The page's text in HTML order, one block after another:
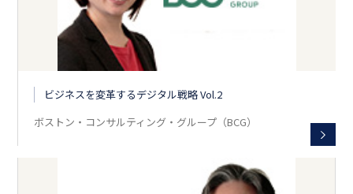
ビジネスを変革するデジタル戦略 Vol.2
ボストン・コンサルティング・グループ（BCG）